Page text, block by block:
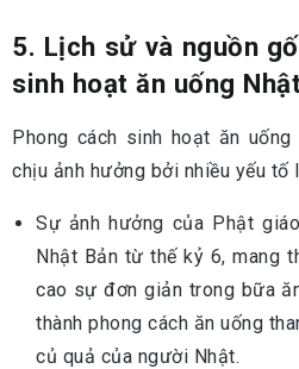
5. Lịch sử và nguồn
sinh hoạt ăn uống
Phong cách sinh hoạt ăn
chịu ảnh hưởng bởi nhiều yếu tố
Sự ảnh hưởng của Phật
Nhật Bản từ thế kỷ 6, mang
cao sự đơn giản trong bữa
thành phong cách ăn uống
củ quả của người Nhật.